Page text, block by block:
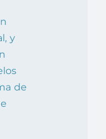
y
de